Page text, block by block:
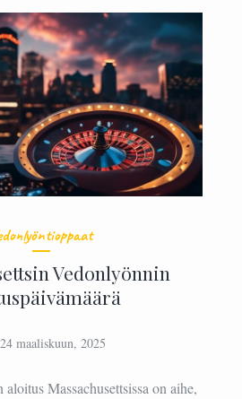
Vedonlyönnin
24 maaliskuun, 2025
Massachusettsissa on aihe,